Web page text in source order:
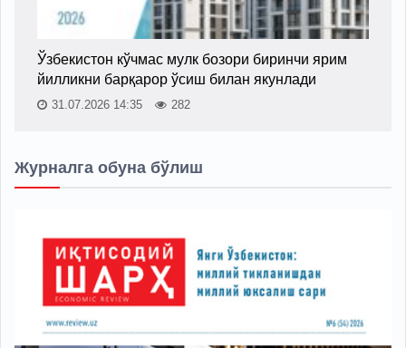
Ўзбекистон кўчмас мулк бозори биринчи ярим
йилликни барқарор ўсиш билан якунлади
31.07.2026 14:35 282
Журналга обуна бўлиш